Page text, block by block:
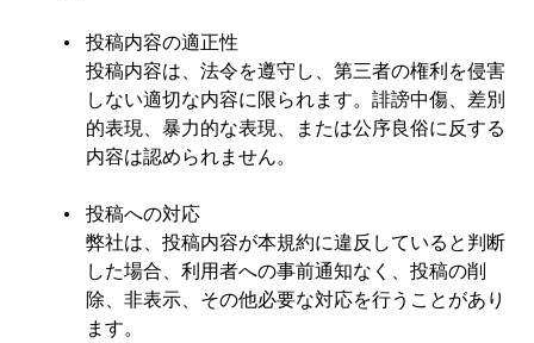
投稿内容の適正性
投稿内容は、法令を遵守し、第三者の権利を侵害
しない適切な内容に限られます。誹謗中傷、差別
的表現、暴力的な表現、または公序良俗に反する
内容は認められません。
投稿への対応
弊社は、投稿内容が本規約に違反していると判断
した場合、利用者への事前通知なく、投稿の削
除、非表示、その他必要な対応を行うことがあり
ます。